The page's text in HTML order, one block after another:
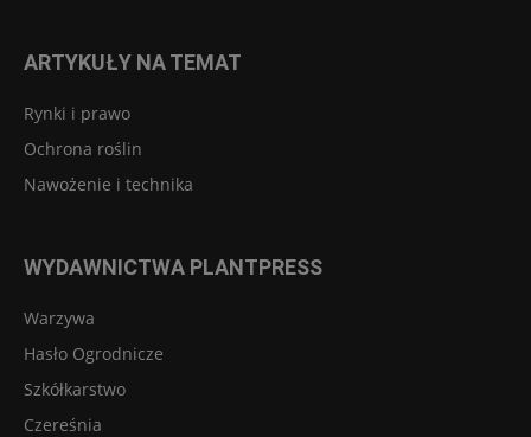
ARTYKUŁY NA TEMAT
Rynki i prawo
Ochrona roślin
Nawożenie i technika
WYDAWNICTWA PLANTPRESS
Warzywa
Hasło Ogrodnicze
Szkółkarstwo
Czereśnia